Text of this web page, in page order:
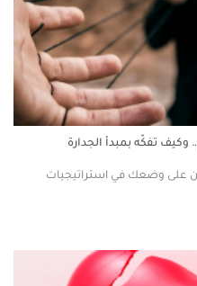
تفكّه بمبدأ الجدارة
على وضعك في استراتيجيات